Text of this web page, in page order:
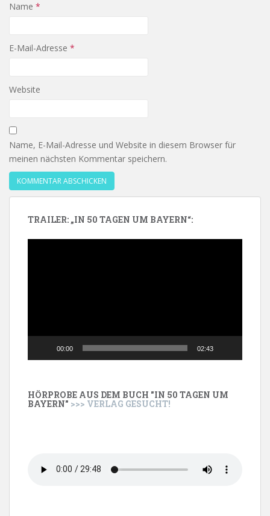
Name *
E-Mail-Adresse *
Website
Name, E-Mail-Adresse und Website in diesem Browser für
meinen nächsten Kommentar speichern.
TRAILER: „IN 50 TAGEN UM BAYERN“:
00:00 02:43
HÖRPROBE AUS DEM BUCH "IN 50 TAGEN UM
BAYERN" >>> VERLAG GESUCHT!